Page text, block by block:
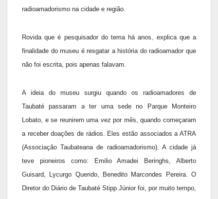
radioamadorismo na cidade e região.
Rovida que é pesquisador do tema há anos, explica que a
finalidade do museu é resgatar a história do radioamador que
não foi escrita, pois apenas falavam.
A ideia do museu surgiu quando os radioamadores de
Taubaté passaram a ter uma sede no Parque Monteiro
Lobato, e se reunirem uma vez por mês, quando começaram
a receber doações de rádios. Eles estão associados a ATRA
(Associação Taubateana de radioamadorismo). A cidade já
teve pioneiros como: Emilio Amadei Beringhs, Alberto
Guisard, Lycurgo Querido, Benedito Marcondes Pereira. O
Diretor do Diário de Taubaté Stipp Júnior foi, por muito tempo,